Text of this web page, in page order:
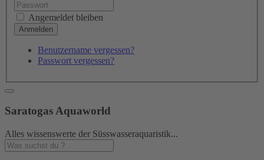
Angemeldet bleiben
Benutzername vergessen?
Passwort vergessen?
Saratogas Aquaworld
Alles wissenswerte der Süsswasseraquaristik...